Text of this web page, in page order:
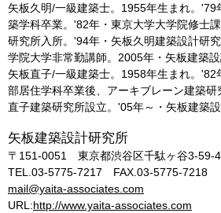
矢板久明/一級建築士。1955年生まれ。'79
築学科卒業。'82年・東京大学大学院修士
研究所入所。'94年・矢板久明建築設計研
学院大学非常勤講師。2005年・矢板建築設
矢板直子/一級建築士。1958年生まれ。'82
部居住学科卒業後、アーキブレーン建築研
直子建築研究所設立。'05年～・矢板建築設
矢板建築設計研究所
〒151-0051 東京都渋谷区千駄ヶ谷3-59-
TEL.03-5775-7217 FAX.03-5775-7218
mail@yaita-associates.com
URL:http://www.yaita-associates.com